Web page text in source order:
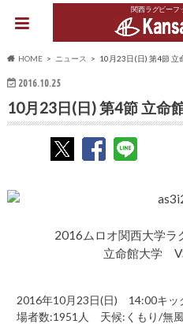
関西ラグビーフ
HOME ニュース 10月23日(日) 第4節
2016.10.25
10月23日(日) 第4節 立
2016ムロオ関西大学
立命館大学
2016年10月23日(日) 14:00キ
場者数:1951人 天候:くもり/無